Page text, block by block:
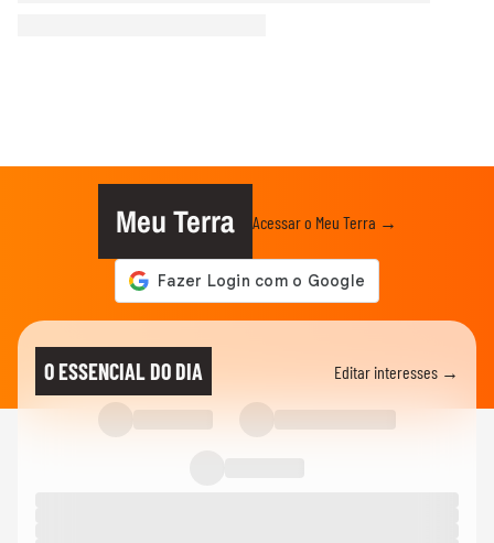
Meu Terra Acessar o Meu Terra →
O ESSENCIAL DO DIA Editar interesses →